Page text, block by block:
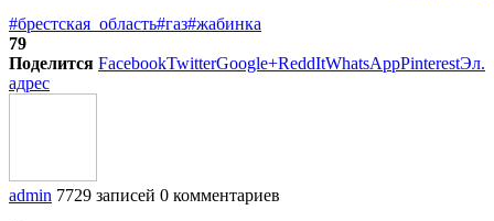
#брестская_область#газ#жабинка
79
Поделится FacebookTwitterGoogle+ReddItWhatsAppPinterestЭл.
адрес
admin 7729 записей 0 комментариев